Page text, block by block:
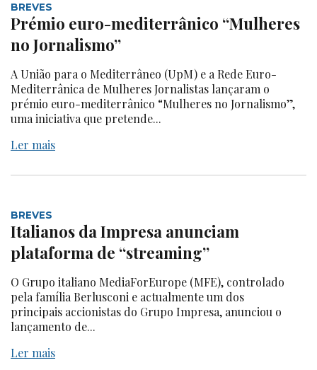
BREVES
Prémio euro-mediterrânico “Mulheres
no Jornalismo”
A União para o Mediterrâneo (UpM) e a Rede Euro-
Mediterrânica de Mulheres Jornalistas lançaram o
prémio euro-mediterrânico “Mulheres no Jornalismo”,
uma iniciativa que pretende...
Ler mais
BREVES
Italianos da Impresa anunciam
plataforma de “streaming”
O Grupo italiano MediaForEurope (MFE), controlado
pela família Berlusconi e actualmente um dos
principais accionistas do Grupo Impresa, anunciou o
lançamento de...
Ler mais